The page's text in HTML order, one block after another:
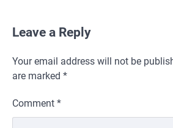
Leave a Reply
Your email address will not be
are marked *
Comment *